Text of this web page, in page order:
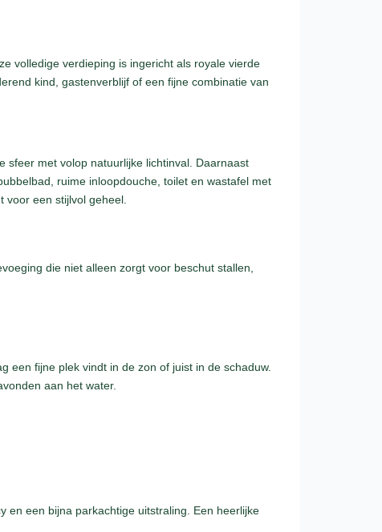
volledige verdieping is ingericht als royale vierde
kind, gastenverblijf of een fijne combinatie van
sfeer met volop natuurlijke lichtinval. Daarnaast
ruime inloopdouche, toilet en wastafel met
voor een stijlvol geheel.
die niet alleen zorgt voor beschut stallen,
een fijne plek vindt in de zon of juist in de schaduw.
aan het water.
en een bijna parkachtige uitstraling. Een heerlijke